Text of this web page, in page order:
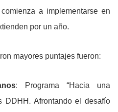
a implementarse en
por un año.
mayores puntajes fueron:
: Programa “Hacia una
DDHH. Afrontando el desafío